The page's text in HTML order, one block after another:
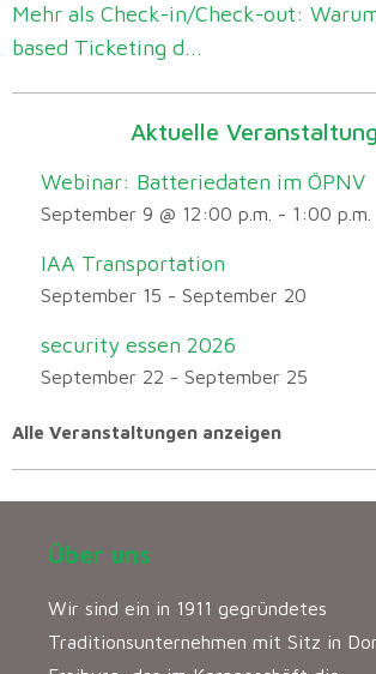
Mehr als Check-in/Check-out:
based Ticketing d...
Aktuelle
Webinar: Batteriedaten im ÖPNV
September 9 @ 12:00 p.m. - 1:00 p.m.
IAA Transportation
September 15 - September 20
security essen 2026
September 22 - September 25
Alle Veranstaltungen anzeigen
Über uns
Wir sind ein in 1911 gegründetes
Traditionsunternehmen mit Sitz in